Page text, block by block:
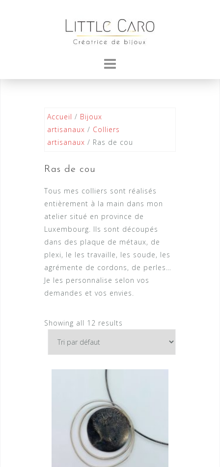
Accueil / Bijoux
artisanaux / Colliers
artisanaux / Ras de cou
Ras de cou
Tous mes colliers sont réalisés
entièrement à la main dans mon
atelier situé en province de
Luxembourg. Ils sont découpés
dans des plaque de métaux, de
plexi, le les travaille, les soude, les
agrémente de cordons, de perles…
Je les personnalise selon vos
demandes et vos envies.
Showing all 12 results